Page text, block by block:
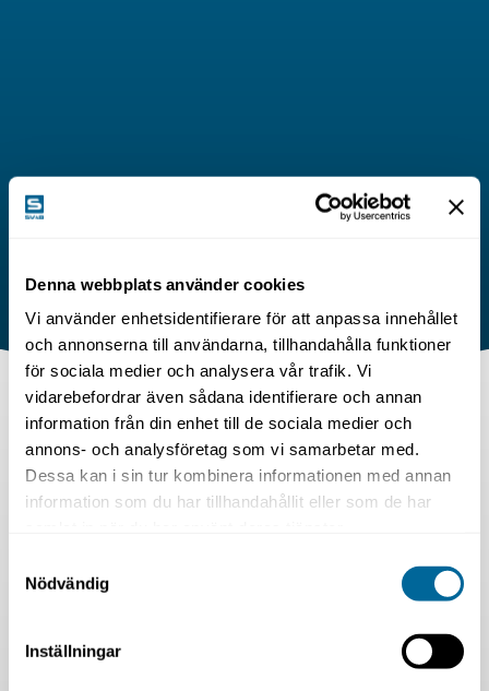
Denna webbplats använder cookies
Vi använder enhetsidentifierare för att anpassa innehållet
och annonserna till användarna, tillhandahålla funktioner
för sociala medier och analysera vår trafik. Vi
vidarebefordrar även sådana identifierare och annan
information från din enhet till de sociala medier och
annons- och analysföretag som vi samarbetar med.
Dessa kan i sin tur kombinera informationen med annan
information som du har tillhandahållit eller som de har
Nödvändig
Inställningar